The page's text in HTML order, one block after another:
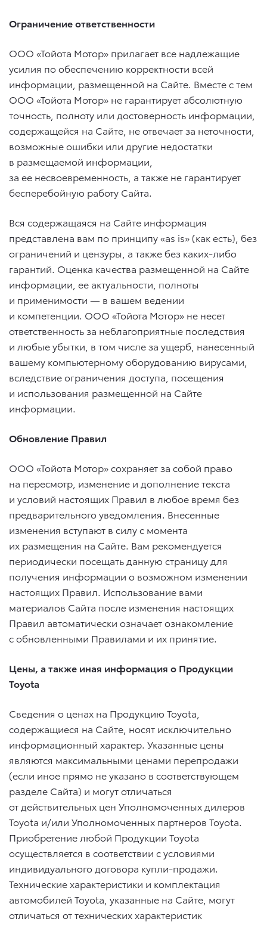
Ограничение ответственности
ООО «Тойота Мотор» прилагает все надлежащие
усилия по обеспечению корректности всей
информации, размещенной на Сайте. Вместе с тем
ООО «Тойота Мотор» не гарантирует абсолютную
точность, полноту или достоверность информации,
содержащейся на Сайте, не отвечает за неточности,
возможные ошибки или другие недостатки
в размещаемой информации,
за ее несвоевременность, а также не гарантирует
бесперебойную работу Сайта.
Вся содержащаяся на Сайте информация
представлена вам по принципу «as is» (как есть), без
ограничений и цензуры, а также без каких-либо
гарантий. Оценка качества размещенной на Сайте
информации, ее актуальности, полноты
и применимости — в вашем ведении
и компетенции. ООО «Тойота Мотор» не несет
ответственность за неблагоприятные последствия
и любые убытки, в том числе за ущерб, нанесенный
вашему компьютерному оборудованию вирусами,
вследствие ограничения доступа, посещения
и использования размещенной на Сайте
информации.
Обновление Правил
ООО «Тойота Мотор» сохраняет за собой право
на пересмотр, изменение и дополнение текста
и условий настоящих Правил в любое время без
предварительного уведомления. Внесенные
изменения вступают в силу с момента
их размещения на Сайте. Вам рекомендуется
периодически посещать данную страницу для
получения информации о возможном изменении
настоящих Правил. Использование вами
материалов Сайта после изменения настоящих
Правил автоматически означает ознакомление
с обновленными Правилами и их принятие.
Цены, а также иная информация о Продукции
Toyota
Сведения о ценах на Продукцию Toyota,
содержащиеся на Сайте, носят исключительно
информационный характер. Указанные цены
являются максимальными ценами перепродажи
(если иное прямо не указано в соответствующем
разделе Сайта) и могут отличаться
от действительных цен Уполномоченных дилеров
Toyota и/или Уполномоченных партнеров Toyota.
Приобретение любой Продукции Toyota
осуществляется в соответствии с условиями
индивидуального договора купли-продажи.
Технические характеристики и комплектация
автомобилей Toyota, указанные на Сайте, могут
отличаться от технических характеристик